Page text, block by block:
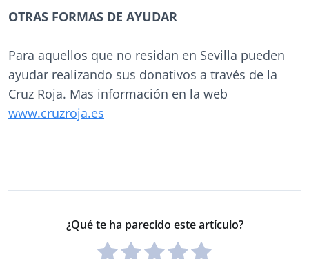
OTRAS FORMAS DE AYUDAR
Para aquellos que no residan en Sevilla pueden
ayudar realizando sus donativos a través de la
Cruz Roja. Mas información en la web
www.cruzroja.es
¿Qué te ha parecido este artículo?